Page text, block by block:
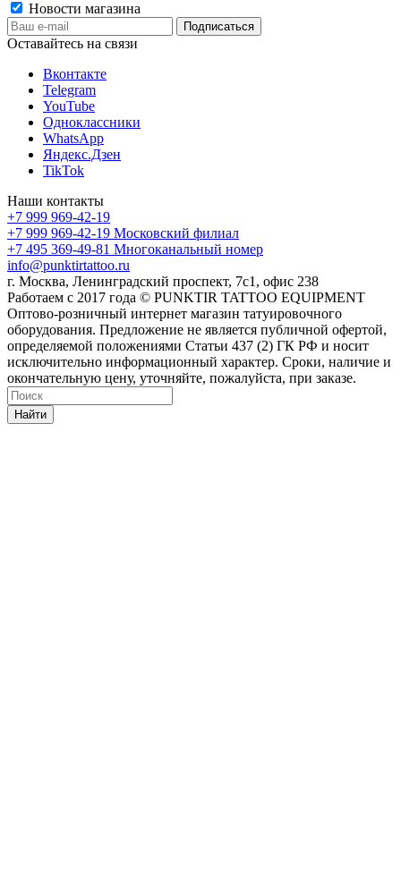
Новости магазина
Оставайтесь на связи
Вконтакте
Telegram
YouTube
Одноклассники
WhatsApp
Яндекс.Дзен
TikTok
Наши контакты
+7 999 969-42-19
+7 999 969-42-19 Московский филиал
+7 495 369-49-81 Многоканальный номер
info@punktirtattoo.ru
г. Москва, Ленинградский проспект, 7с1, офис 238
Работаем с 2017 года © PUNKTIR TATTOO EQUIPMENT
Оптово-розничный интернет магазин татуировочного
оборудования. Предложение не является публичной офертой,
определяемой положениями Статьи 437 (2) ГК РФ и носит
исключительно информационный характер. Сроки, наличие и
окончательную цену, уточняйте, пожалуйста, при заказе.
Найти